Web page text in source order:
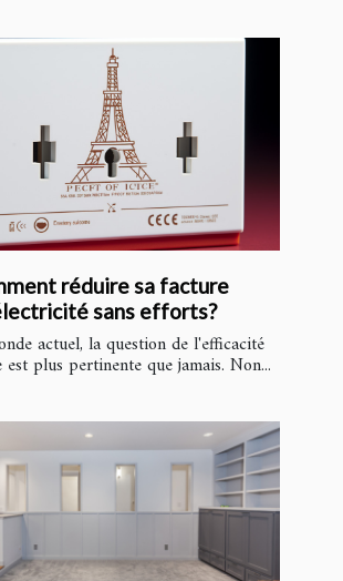
réduire sa facture
sans efforts?
actuel, la question de l'efficacité
est plus pertinente que jamais. Non...